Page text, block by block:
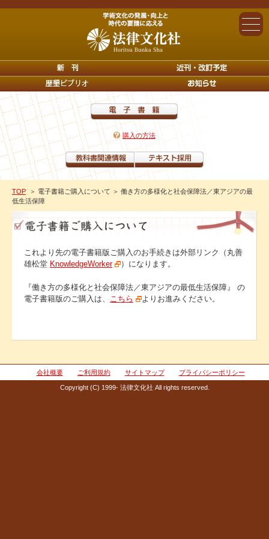
購入の方法
TOP ＞ 電子書籍ご購入について ＞ 働き方の多様化と社会保障法／東アジアの最
低生活保障
これより先の電子書籍版ご購入のお手続きは外部リンク（丸善
雄松堂 KnowledgeWorker ）になります。
『働き方の多様化と社会保障法／東アジアの最低生活保障』 の
電子書籍版のご購入は、
こちら よりお進みください。
会社概要 ご利用規約 サイトマップ プライバシーポリシー
Copyright (C) 1999- 法律文化社 All rights reserved.